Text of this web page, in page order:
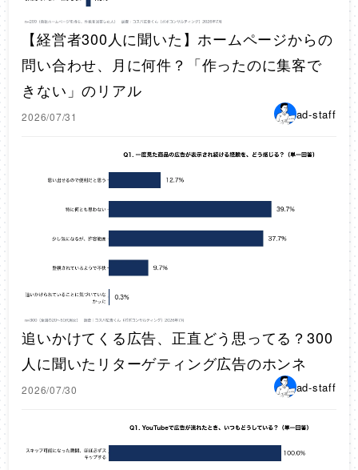
【経営者300人に聞いた】ホームページからの
問い合わせ、月に何件？「作ったのに集客で
きない」のリアル
2026/07/31 ad-staff
追いかけてくる広告、正直どう思ってる？300
人に聞いたリターゲティング広告のホンネ
2026/07/30 ad-staff